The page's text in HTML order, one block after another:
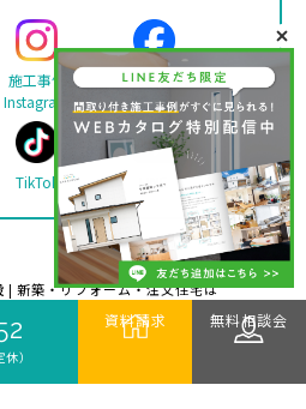
）
資料請求 無料相談会
施工事例
Instagram
Facebook
TikTok LINE
| 新築・リフォーム・注文住宅は